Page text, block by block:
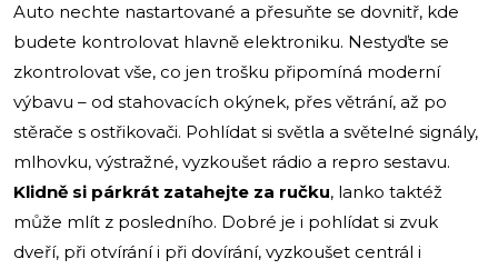
Auto nechte nastartované a přesuňte se dovnitř, kde
budete kontrolovat hlavně elektroniku. Nestyďte se
zkontrolovat vše, co jen trošku připomíná moderní
výbavu – od stahovacích okýnek, přes větrání, až po
stěrače s ostřikovači. Pohlídat si světla a světelné signály,
mlhovku, výstražné, vyzkoušet rádio a repro sestavu.
Klidně si párkrát zatahejte za ručku, lanko taktéž
může mlít z posledního. Dobré je i pohlídat si zvuk
dveří, při otvírání i při dovírání, vyzkoušet centrál i